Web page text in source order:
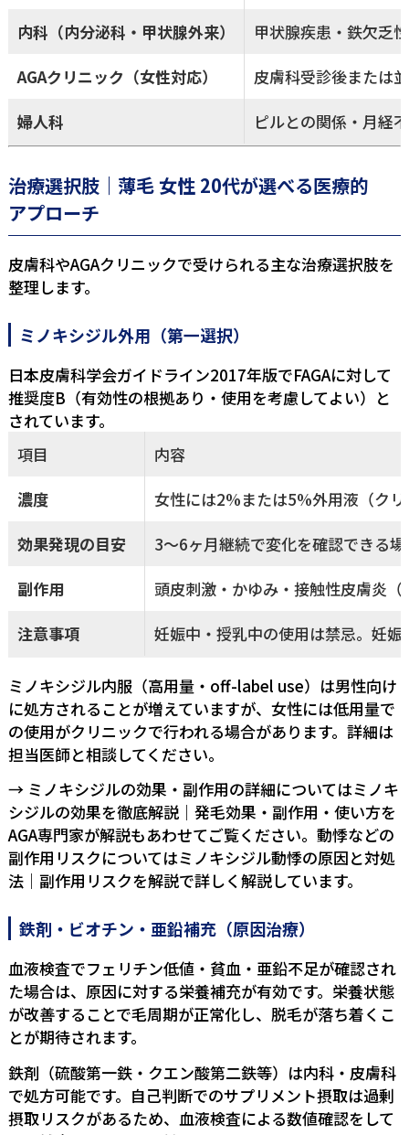
内科（内分泌科・甲状腺外来）
甲状腺疾患・鉄欠乏
AGAクリニック（女性対応）
皮膚科受診後または
婦人科
ピルとの関係・月経
治療選択肢｜薄毛 女性 20代が選べる医療的
アプローチ
皮膚科やAGAクリニックで受けられる主な治療選択肢を
整理します。
ミノキシジル外用（第一選択）
日本皮膚科学会ガイドライン2017年版でFAGAに対して
推奨度B（有効性の根拠あり・使用を考慮してよい）と
されています。
項目
内容
濃度
女性には2%または5%外用液（ク
効果発現の目安
3〜6ヶ月継続で変化を確認できる
副作用
頭皮刺激・かゆみ・接触性皮膚炎
注意事項
妊娠中・授乳中の使用は禁忌。妊
ミノキシジル内服（高用量・off-label use）は男性向け
に処方されることが増えていますが、女性には低用量で
の使用がクリニックで行われる場合があります。詳細は
担当医師と相談してください。
→ ミノキシジルの効果・副作用の詳細についてはミノキ
シジルの効果を徹底解説｜発毛効果・副作用・使い方を
AGA専門家が解説もあわせてご覧ください。動悸などの
副作用リスクについてはミノキシジル動悸の原因と対処
法｜副作用リスクを解説で詳しく解説しています。
鉄剤・ビオチン・亜鉛補充（原因治療）
血液検査でフェリチン低値・貧血・亜鉛不足が確認され
た場合は、原因に対する栄養補充が有効です。栄養状態
が改善することで毛周期が正常化し、脱毛が落ち着くこ
とが期待されます。
鉄剤（硫酸第一鉄・クエン酸第二鉄等）は内科・皮膚科
で処方可能です。自己判断でのサプリメント摂取は過剰
摂取リスクがあるため、血液検査による数値確認をして